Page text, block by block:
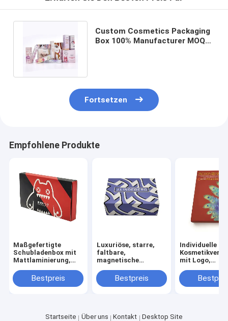
Custom Cosmetics Packaging
Box 100% Manufacturer MOQ
Fortsetzen
Empfohlene Produkte
Maßgefertigte
Schubladenbox mit
Mattlaminierung,
Prägung für
Kosmetikverpackungen
Bestpreis
Luxuriöse, starre,
faltbare,
magnetische
Großhandel mit 3-7
Tagen Musterzeit
Bestpreis
Individuelle
mit Logo,
und 3-7 Tagen
Musterzeit für
Startseite Über uns Kontakt Desktop Site